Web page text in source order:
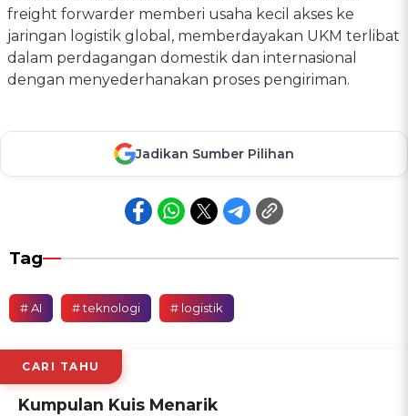
freight forwarder memberi usaha kecil akses ke
jaringan logistik global, memberdayakan UKM terlibat
dalam perdagangan domestik dan internasional
dengan menyederhanakan proses pengiriman.
Jadikan Sumber Pilihan
Tag
# AI # teknologi # logistik
CARI TAHU
Kumpulan Kuis Menarik